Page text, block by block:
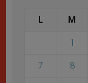
L M
1
7 8